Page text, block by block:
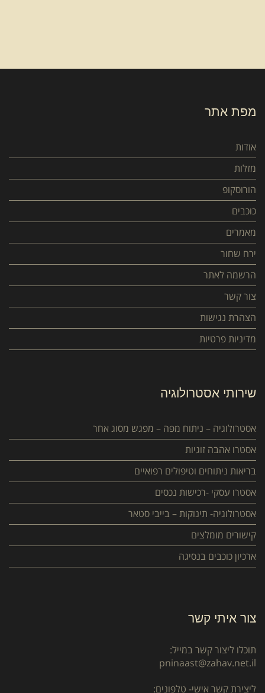
מפת אתר
אודות
מזלות
הורוסקופ
כוכבים
מאמרים
ירח שחור
הרשמה לאתר
צור קשר
הצהרת נגישות
מדיניות פרטיות
שירותי אסטרולוגיה
אסטרולוגיה – ניתוח מפה – מפגש מסוג אחר
אסטרו אהבה זוגיות
בריאות ניתוחים וטיפולים רפואיים
אסטרו עסקי -רכישות נכסים
אסטרולוגיה- תינוקות – בייבי סטאר
קישורים מומלצים
ארכיון כוכבים בנסיגה
צור איתי קשר
תוכלו ליצור קשר במייל:
pninaast@zahav.net.il
ליצירת קשר אישי- טלפונים: